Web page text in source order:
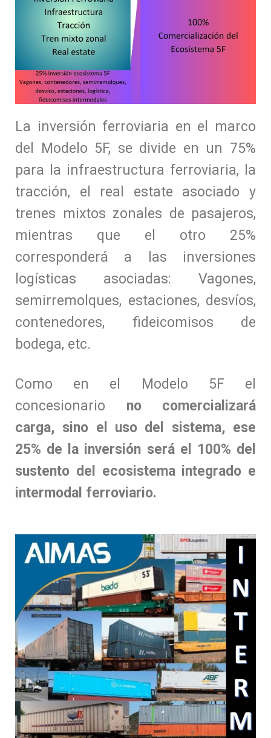
La inversión ferroviaria en el marco
del Modelo 5F, se divide en un 75%
para la infraestructura ferroviaria, la
tracción, el real estate asociado y
trenes mixtos zonales de pasajeros,
mientras que el otro 25%
corresponderá a las inversiones
logísticas asociadas: Vagones,
semirremolques, estaciones, desvíos,
contenedores, fideicomisos de
bodega, etc.
Como en el Modelo 5F el
concesionario no comercializará
carga, sino el uso del sistema, ese
25% de la inversión será el 100% del
sustento del ecosistema integrado e
intermodal ferroviario.